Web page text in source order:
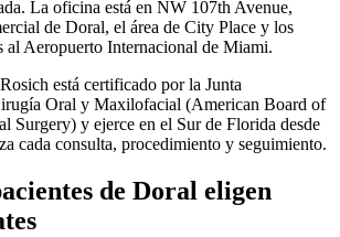
La oficina está en NW 107th Avenue,
de Doral, el área de City Place y los
al Aeropuerto Internacional de Miami.
está certificado por la Junta
Oral y Maxilofacial (American Board of
Surgery) y ejerce en el Sur de Florida desde
cada consulta, procedimiento y seguimiento.
de Doral eligen